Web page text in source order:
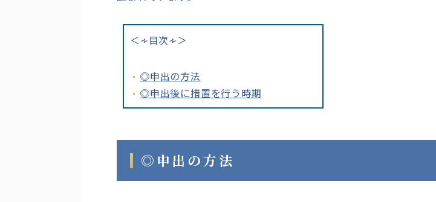
＜∻目次∻＞
◎申出の方法
◎申出後に措置を行う時期
◎申出の方法